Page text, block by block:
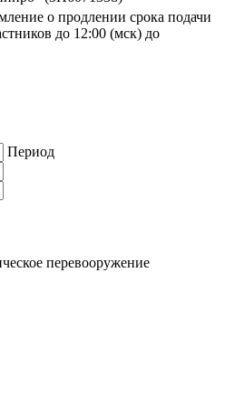
о продлении срока подачи
до 12:00 (мск) до
Период
перевооружение